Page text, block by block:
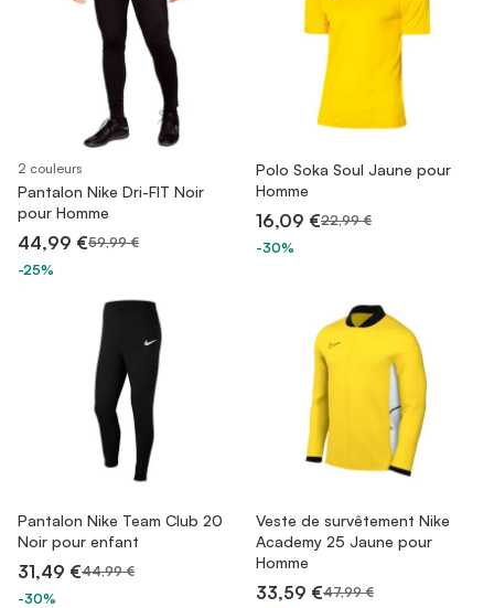
2 couleurs
Pantalon Nike Dri-FIT Noir
pour Homme
44,99 €59,99 €
-25%
Polo Soka Soul Jaune pour
Homme
16,09 €22,99 €
-30%
Pantalon Nike Team Club 20
Noir pour enfant
31,49 €44,99 €
-30%
Veste de survêtement Nike
Academy 25 Jaune pour
Homme
33,59 €47,99 €